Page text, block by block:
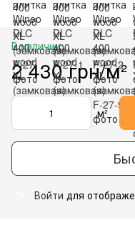
В наличии
2 430 грн/м²
м²
Войти для